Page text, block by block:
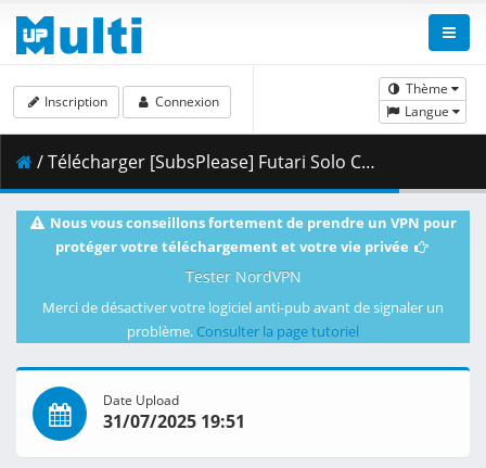
Thème
Langue
Inscription Connexion
/ Télécharger [SubsPlease] Futari Solo Camp - 04 (720p) [37B9F4F5].mkv.002 ( 351.32 MB )
Nous vous conseillons fortement de prendre un VPN pour
protéger votre téléchargement et votre vie privée
Tester NordVPN
Merci de désactiver votre logiciel anti-pub avant de signaler un
problème. Consulter la page tutoriel
Date Upload
31/07/2025 19:51